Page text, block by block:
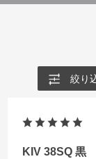
絞り
KIV 38SQ 黒